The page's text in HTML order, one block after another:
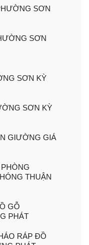
SƠN
SƠN
SƠN KỲ
SƠN KỲ
GIƯỜNG GIÁ
THUẬN
GỖ
PHÁT
RÁP ĐỒ